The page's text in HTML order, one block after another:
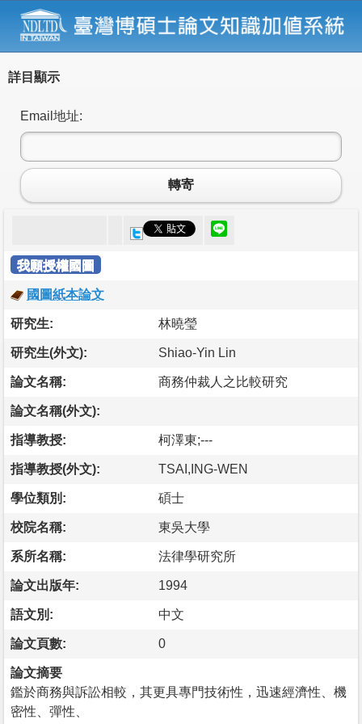
詳目顯示
Email地址:
轉寄
我願授權國圖
國圖紙本論文
研究生: 林曉瑩
研究生(外文): Shiao-Yin Lin
論文名稱: 商務仲裁人之比較研究
論文名稱(外文):
指導教授: 柯澤東;---
指導教授(外文): TSAI,ING-WEN
學位類別: 碩士
校院名稱: 東吳大學
系所名稱: 法律學研究所
論文出版年: 1994
語文別: 中文
論文頁數: 0
論文摘要
鑑於商務與訴訟相較，其更具專門技術性，迅速經濟性、機
密性、彈性、